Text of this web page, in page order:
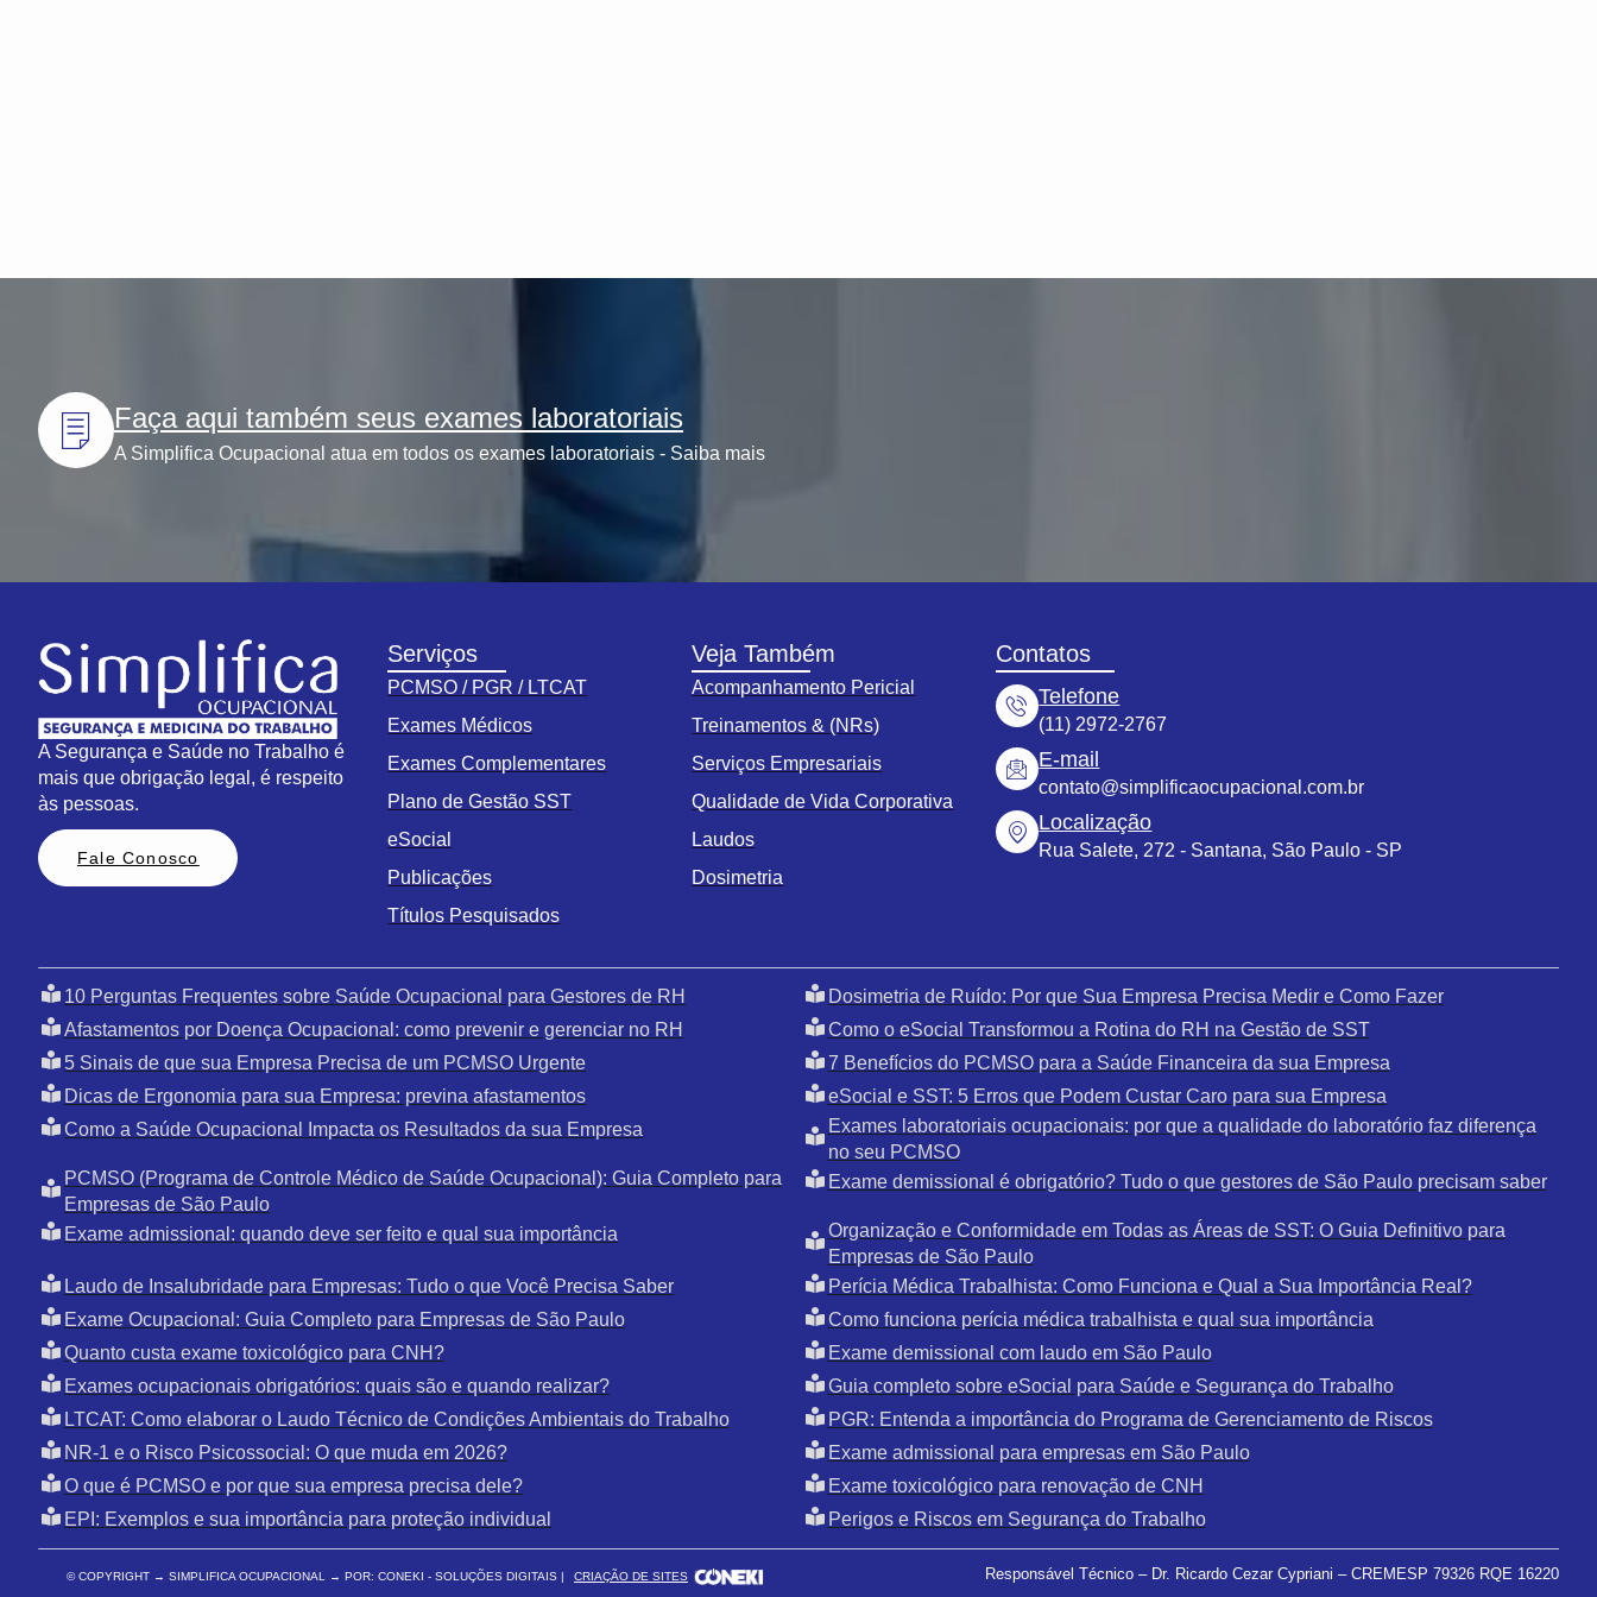
Faça aqui também seus exames laboratoriais
A Simplifica Ocupacional atua em todos os exames laboratoriais - Saiba mais
A Segurança e Saúde no Trabalho é
mais que obrigação legal, é respeito
às pessoas.
Fale Conosco
Serviços
PCMSO / PGR / LTCAT
Exames Médicos
Exames Complementares
Plano de Gestão SST
eSocial
Publicações
Títulos Pesquisados
Veja Também
Acompanhamento Pericial
Treinamentos & (NRs)
Serviços Empresariais
Qualidade de Vida Corporativa
Laudos
Dosimetria
Contatos
Telefone
(11) 2972-2767
E-mail
contato@simplificaocupacional.com.br
Localização
Rua Salete, 272 - Santana, São Paulo - SP
10 Perguntas Frequentes sobre Saúde Ocupacional para Gestores de RH
Dosimetria de Ruído: Por que Sua Empresa Precisa Medir e Como Fazer
Afastamentos por Doença Ocupacional: como prevenir e gerenciar no RH
Como o eSocial Transformou a Rotina do RH na Gestão de SST
5 Sinais de que sua Empresa Precisa de um PCMSO Urgente
7 Benefícios do PCMSO para a Saúde Financeira da sua Empresa
Dicas de Ergonomia para sua Empresa: previna afastamentos
eSocial e SST: 5 Erros que Podem Custar Caro para sua Empresa
Como a Saúde Ocupacional Impacta os Resultados da sua Empresa
Exames laboratoriais ocupacionais: por que a qualidade do laboratório faz diferença
no seu PCMSO
PCMSO (Programa de Controle Médico de Saúde Ocupacional): Guia Completo para
Empresas de São Paulo
Exame demissional é obrigatório? Tudo o que gestores de São Paulo precisam saber
Exame admissional: quando deve ser feito e qual sua importância
Organização e Conformidade em Todas as Áreas de SST: O Guia Definitivo para
Empresas de São Paulo
Laudo de Insalubridade para Empresas: Tudo o que Você Precisa Saber
Perícia Médica Trabalhista: Como Funciona e Qual a Sua Importância Real?
Exame Ocupacional: Guia Completo para Empresas de São Paulo
Como funciona perícia médica trabalhista e qual sua importância
Quanto custa exame toxicológico para CNH?
Exame demissional com laudo em São Paulo
Exames ocupacionais obrigatórios: quais são e quando realizar?
Guia completo sobre eSocial para Saúde e Segurança do Trabalho
LTCAT: Como elaborar o Laudo Técnico de Condições Ambientais do Trabalho
PGR: Entenda a importância do Programa de Gerenciamento de Riscos
NR-1 e o Risco Psicossocial: O que muda em 2026?
Exame admissional para empresas em São Paulo
O que é PCMSO e por que sua empresa precisa dele?
Exame toxicológico para renovação de CNH
EPI: Exemplos e sua importância para proteção individual
Perigos e Riscos em Segurança do Trabalho
© COPYRIGHT → SIMPLIFICA OCUPACIONAL → POR: CONEKI - SOLUÇÕES DIGITAIS | CRIAÇÃO DE SITES Responsável Técnico – Dr. Ricardo Cezar Cypriani – CREMESP 79326 RQE 16220